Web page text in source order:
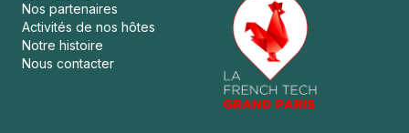
Nos partenaires
Activités de nos hôtes
Notre histoire
Nous contacter